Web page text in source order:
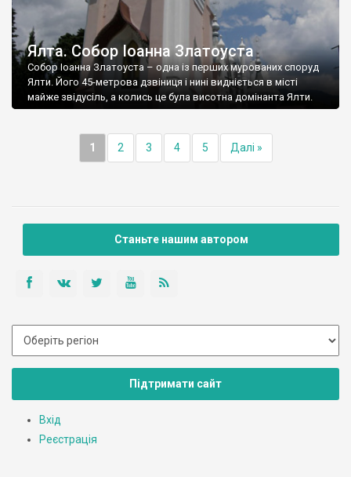
Ялта. Собор Іоанна Златоуста
Собор Іоанна Златоуста – одна із перших мурованих споруд
Ялти. Його 45-метрова дзвіниця і нині видніється в місті
майже звідусіль, а колись це була висотна домінанта Ялти.
1 2 3 4 5 Далі »
Станьте нашим автором
Підтримати сайт
Вхід
Реєстрація